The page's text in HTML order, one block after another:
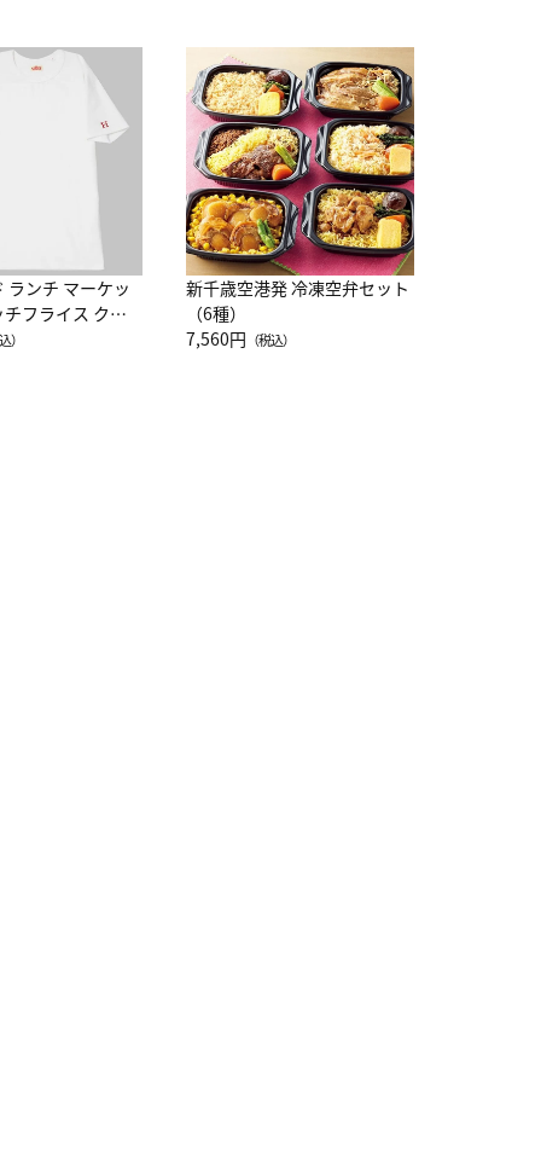
ランチ マーケッ
チフライス クル
半袖Ｔシャツ
）
新千歳空港発 冷凍空弁セット
（6種）
7,560円 （税込）